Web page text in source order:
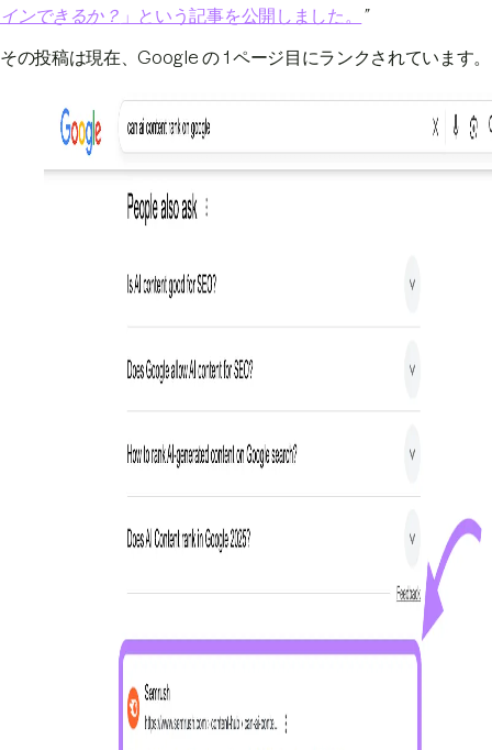
インできるか？ 」という記事を公開しました。 ”
その投稿は現在、Google の 1 ページ目にランクされています。